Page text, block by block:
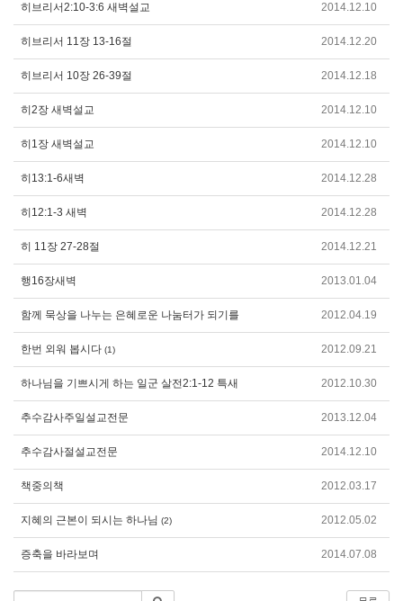
히브리서2:10-3:6 새벽설교 2014.12.10
히브리서 11장 13-16절 2014.12.20
히브리서 10장 26-39절 2014.12.18
히2장 새벽설교 2014.12.10
히1장 새벽설교 2014.12.10
히13:1-6새벽 2014.12.28
히12:1-3 새벽 2014.12.28
히 11장 27-28절 2014.12.21
행16장새벽 2013.01.04
함께 묵상을 나누는 은혜로운 나눔터가 되기를 2012.04.19
한번 외워 봅시다 (1) 2012.09.21
하나님을 기쁘시게 하는 일군 살전2:1-12 특새 2012.10.30
추수감사주일설교전문 2013.12.04
추수감사절설교전문 2014.12.10
책중의책 2012.03.17
지혜의 근본이 되시는 하나님 (2) 2012.05.02
증축을 바라보며 2014.07.08